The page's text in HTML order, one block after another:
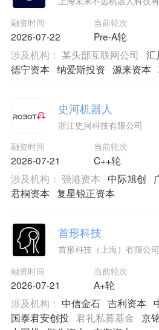
融资时间
2026-07-22
当前轮次
Pre-A轮
涉及机构： 某头部互联网公司 汇
德宁资本 纳爱斯投资 源来资本
史河机器人
浙江史河科技有限公司
融资时间
2026-07-21
当前轮次
C++轮
涉及机构： 强港资本 中际旭创
君桐资本 复星锐正资本
首形科技
首形科技（上海）有限公司
融资时间
2026-07-21
当前轮次
A+轮
涉及机构： 中信金石 吉利资本
国泰君安创投
君礼私募基金 京